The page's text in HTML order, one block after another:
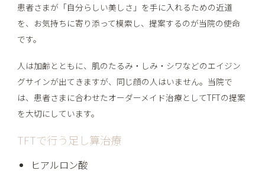
患者さまが「自分らしい美しさ」を手に入れるための近道
を、お気持ちに寄り添って模索し、提案するのが当院の使命
です。
人は加齢とともに、肌のたるみ・しみ・シワなどのエイジン
グサインが出てきますが、同じ顔の人はいません。当院で
は、患者さまに合わせたオーダーメイド治療としてTFTの提案
を大切にしています。
TFTで行う足し算治療
ヒアルロン酸